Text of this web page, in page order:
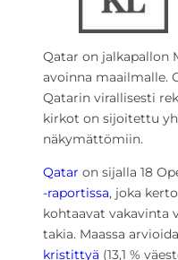
Qatar on jalkapallon
avoinna maailmalle.
Qatarin virallisesti
kirkot on sijoitettu
näkymättömiin.
Qatar on sijalla 18
-raportissa, joka
kohtaavat vakavinta
takia. Maassa
kristittyä (13,1 %